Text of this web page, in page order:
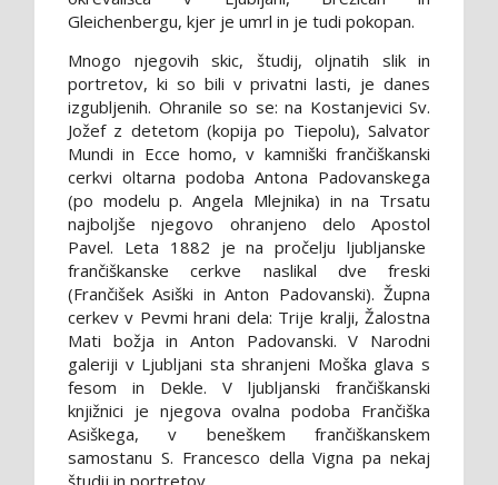
Gleichenbergu, kjer je umrl in je tudi pokopan.
Mnogo njegovih skic, študij, oljnatih slik in
portretov, ki so bili v privatni lasti, je danes
izgubljenih. Ohranile so se: na Kostanjevici Sv.
Jožef z detetom (kopija po Tiepolu), Salvator
Mundi in Ecce homo, v kamniški frančiškanski
cerkvi oltarna podoba Antona Padovanskega
(po modelu p. Angela Mlejnika) in na Trsatu
najboljše njegovo ohranjeno delo Apostol
Pavel. Leta 1882 je na pročelju ljubljanske
frančiškanske cerkve naslikal dve freski
(Frančišek Asiški in Anton Padovanski). Župna
cerkev v Pevmi hrani dela: Trije kralji, Žalostna
Mati božja in Anton Padovanski. V Narodni
galeriji v Ljubljani sta shranjeni Moška glava s
fesom in Dekle. V ljubljanski frančiškanski
knjižnici je njegova ovalna podoba Frančiška
Asiškega, v beneškem frančiškanskem
samostanu S. Francesco della Vigna pa nekaj
študij in portretov.